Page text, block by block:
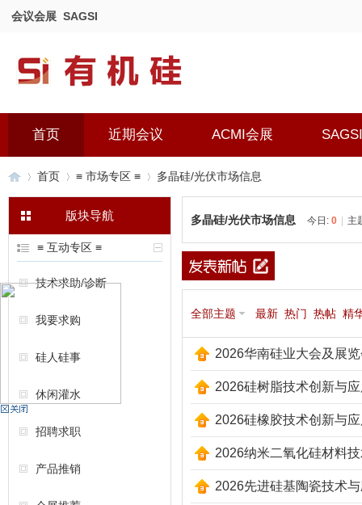
会议会展 SAGSI
首页 近期会议 ACMI会展 SAGSI
有
机
»
首页
›
≡ 市场专区 ≡ 多晶硅/光伏市场信息
版块导航
≡ 互动专区 ≡
技术求助/诊断
我要求购
硅人硅事
休闲灌水
招聘求职
产品推销
多晶硅/光伏市场信息 今日: 0 主
全部主题 最新 热门 热帖 精
2026华南硅业大会及展
2026硅树脂技术创新与
2026硅橡胶技术创新与
2026纳米二氧化硅材料
2026先进硅基陶瓷技术